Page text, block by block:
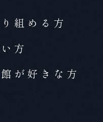
組める方
方
が好きな方